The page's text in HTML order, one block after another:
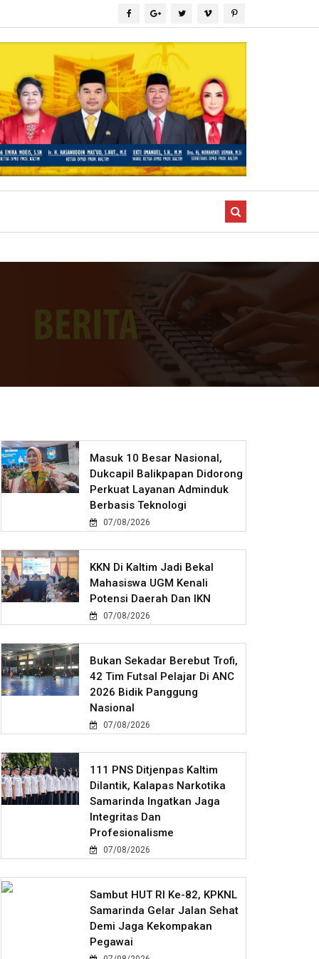
Masuk 10 Besar Nasional,
Dukcapil Balikpapan Didorong
Perkuat Layanan Adminduk
Berbasis Teknologi
07/08/2026
KKN Di Kaltim Jadi Bekal
Mahasiswa UGM Kenali
Potensi Daerah Dan IKN
07/08/2026
Bukan Sekadar Berebut Trofi,
42 Tim Futsal Pelajar Di ANC
2026 Bidik Panggung
Nasional
07/08/2026
111 PNS Ditjenpas Kaltim
Dilantik, Kalapas Narkotika
Samarinda Ingatkan Jaga
Integritas Dan
Profesionalisme
07/08/2026
Sambut HUT RI Ke-82, KPKNL
Samarinda Gelar Jalan Sehat
Demi Jaga Kekompakan
Pegawai